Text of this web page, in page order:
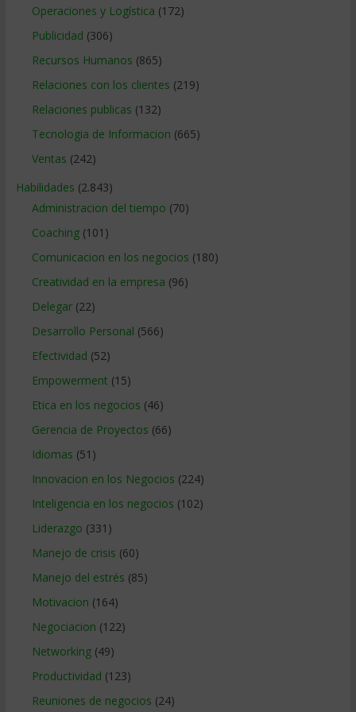
Operaciones y Logística (172)
Publicidad (306)
Recursos Humanos (865)
Relaciones con los clientes (219)
Relaciones publicas (132)
Tecnologia de Informacion (665)
Ventas (242)
Habilidades (2.843)
Administracion del tiempo (70)
Coaching(101)
Comunicacion en los negocios (180)
Creatividad en la empresa (96)
Delegar(22)
Desarrollo Personal (566)
Efectividad (52)
Empowerment (15)
Etica en los negocios (46)
Gerencia de Proyectos (66)
Idiomas (51)
Innovacion en los Negocios (224)
Inteligencia en los negocios (102)
Liderazgo (331)
Manejo de crisis (60)
Manejo del estrés (85)
Motivacion (164)
Negociacion (122)
Networking(49)
Productividad (123)
Reuniones de negocios (24)